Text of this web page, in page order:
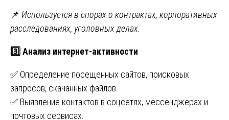
📌 Используется в спорах о контрактах, корпоративных
расследованиях, уголовных делах.
3️Анализ интернет-активности
✅ Определение посещенных сайтов, поисковых
запросов, скачанных файлов.
✅ Выявление контактов в соцсетях, мессенджерах и
почтовых сервисах.